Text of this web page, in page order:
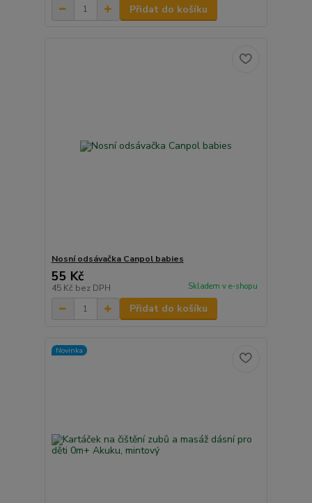
Přidat do košíku
Nosní odsávačka Canpol babies
55 Kč
45 Kč bez DPH Skladem v e-shopu
Přidat do košíku
Novinka